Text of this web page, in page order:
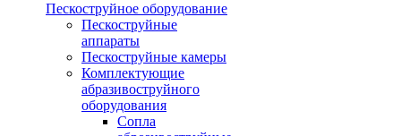
Пескоструйное оборудование
Пескоструйные
аппараты
Пескоструйные камеры
Комплектующие
абразивоструйного
оборудования
Сопла